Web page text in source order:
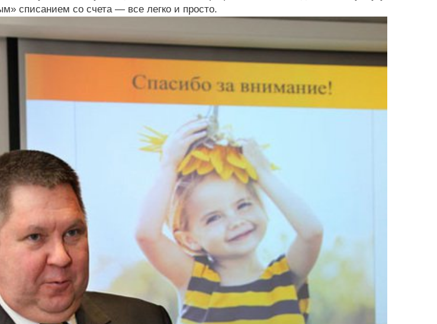
списанием со счета — все легко и просто.